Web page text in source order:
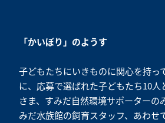
「かいぼり」のようす
子どもたちにいきものに関心を持っ
に、応募で選ばれた子どもたち10人
さま、すみだ自然環境サポーターの
みだ水族館の飼育スタッフ、あわせ